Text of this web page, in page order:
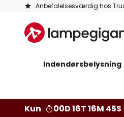
Anbefalelsesværdig hos
Skip
Content
Indendørsbelysning
Kun 00D 16T 16M 44S